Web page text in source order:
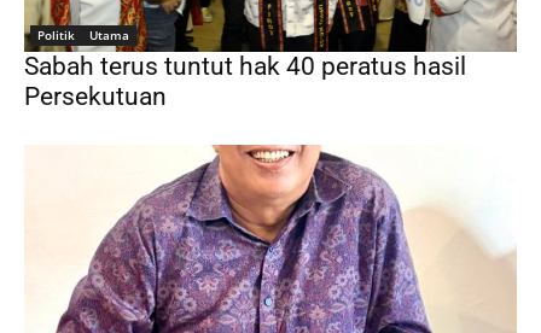
Politik Utama
Sabah terus tuntut hak 40 peratus hasil
Persekutuan